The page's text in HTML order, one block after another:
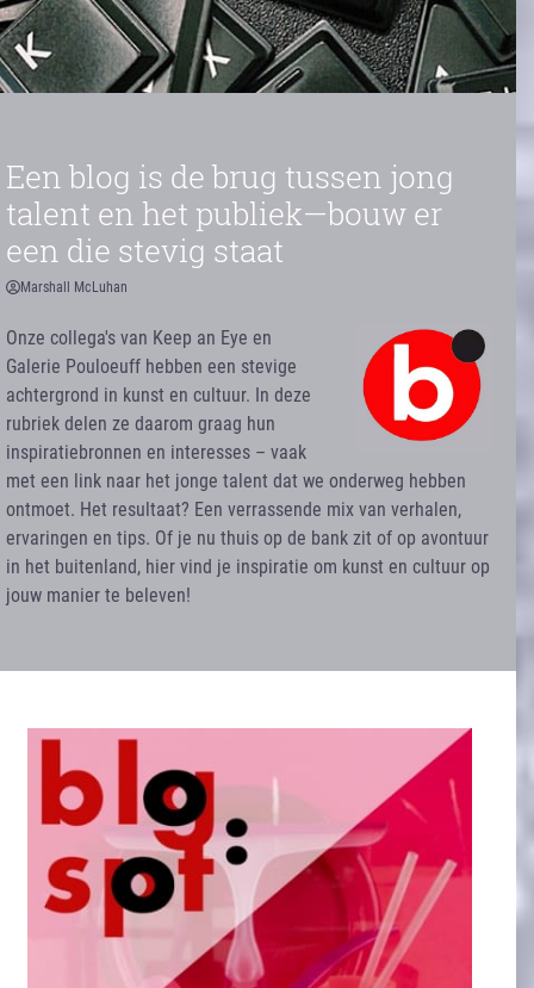
Een blog is de brug tussen jong
talent en het publiek—bouw er
een die stevig staat
Marshall McLuhan
Onze collega's van Keep an Eye en
Galerie Pouloeuff hebben een stevige
achtergrond in kunst en cultuur. In deze
rubriek delen ze daarom graag hun
inspiratiebronnen en interesses – vaak
met een link naar het jonge talent dat we onderweg hebben
ontmoet. Het resultaat? Een verrassende mix van verhalen,
ervaringen en tips. Of je nu thuis op de bank zit of op avontuur
in het buitenland, hier vind je inspiratie om kunst en cultuur op
jouw manier te beleven!